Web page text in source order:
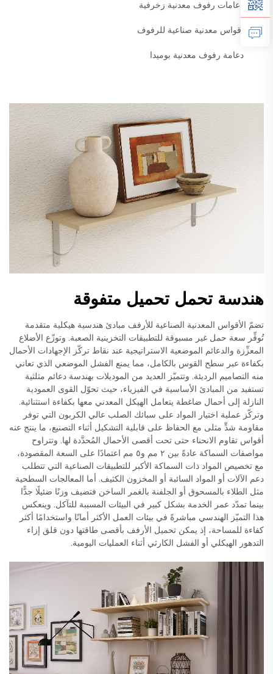
دعامات رفوف معدنية زخرفية
أقواس معدنية صناعية للرفوف
دعامة رفوف معدنية بوميدا
هندسة تحمل تحميل متفوقة
تضمّ الأقواس المعدنية الصناعية للأرفف مبادئ هندسية هيكلية متقدمة
تُوفِّر سعة حمل غير مسبوقة للتطبيقات التخزينية الصعبة. وتوزّع الأضلاع
المعزِّزة والدعائم الموضعية الاستراتيجية عند نقاط تركّز الإجهادات الأحمال
بكفاءة عبر سطح القوس بالكامل، مما يمنع الفشل الموضعي الذي تعاني
منه التصاميم الرديئة. وتتميّز العديد من الموديلات بهندسة دعائم مثلثية
تستفيد من المبادئ الأساسية في الفيزياء، حيث تحوّل القوى العمودية
النازلة إلى أحمال ضاغطة يتعامل الهيكل المعدني معها بكفاءة استثنائية.
وتركّز عملية اختيار المواد على سبائك الصلب عالي الكربون التي توفر
مقاومة شدٍّ مثلى مع الحفاظ على قابلية التشكيل أثناء التصنيع، ما ينتج عنه
أقواس تقاوم الانحناء حتى تحت أقصى الأحمال المُحدَّدة لها. وتتراوح
مواصفات السماكة عادةً بين ٢ مم و٥ مم اعتمادًا على السعة المقصودة،
مع تخصيص المواد ذات السماكة الأكبر للتطبيقات الصناعية التي تتطلب
دعم الآلات أو المواد السائبة أو المخزون الكثيف. أما المعالجات السطحية
مثل الطلاء بالمسحوق أو الجلفنة بالغمر الساخن فتضيف وزنًا ضئيلًا جدًّا
بينما تمدّد عمر الخدمة بشكل كبير في البيئات المسببة للتآكل. وينعكس
هذا التميّز الهندسي مباشرةً في بيئات العمل الأكثر أمانًا واستخدامًا أكثر
كفاءة للمساحة، إذ يمكن تحميل الأرفف بأقصى طاقتها دون قلق إزاء
التدهور الهيكلي أو الفشل الكارثي أثناء العمليات اليومية.